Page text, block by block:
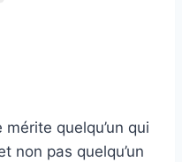
quelqu’un qui
non pas quelqu’un